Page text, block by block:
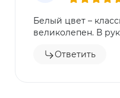
Белый цвет –
великолепен. В
Ответить